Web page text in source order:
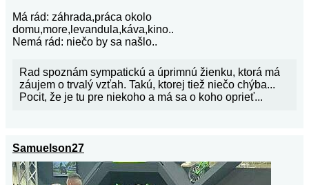
Má rád: záhrada,práca okolo
domu,more,levandula,káva,kino..
Nemá rád: niečo by sa našlo..
Rad spoznám sympatickú a úprimnú žienku, ktorá má
záujem o trvalý vzťah. Takú, ktorej tiež niečo chýba...
Pocit, že je tu pre niekoho a má sa o koho oprieť...
Samuelson27